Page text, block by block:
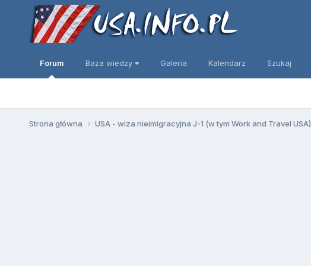
Forum Baza wiedzy Galeria Kalendarz Szukaj
Strona główna USA - wiza nieimigracyjna J-1 (w tym Work and Travel USA)